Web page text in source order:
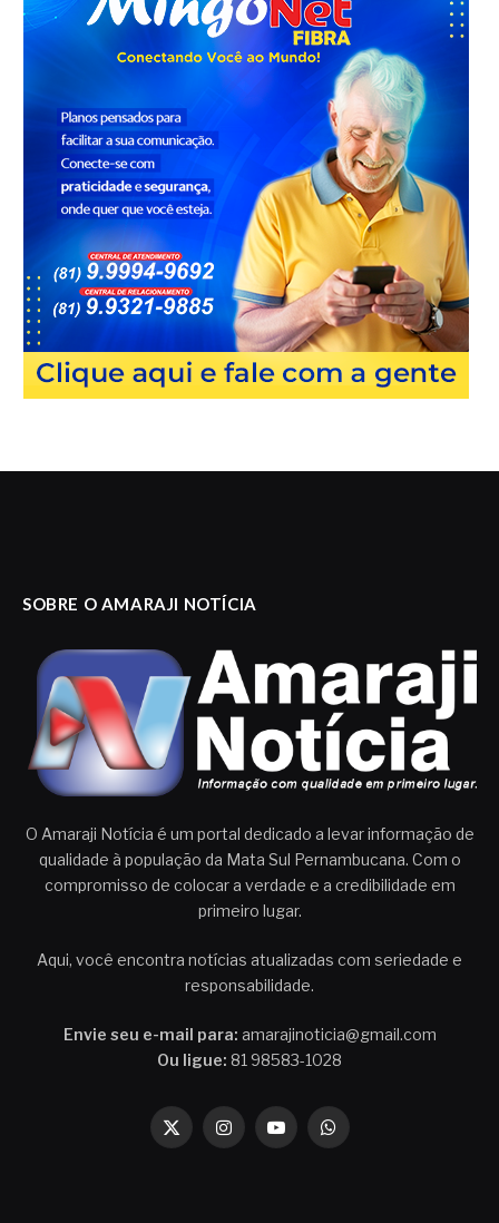
SOBRE O AMARAJI NOTÍCIA
O Amaraji Notícia é um portal dedicado a levar informação de
qualidade à população da Mata Sul Pernambucana. Com o
compromisso de colocar a verdade e a credibilidade em
primeiro lugar.
Aqui, você encontra notícias atualizadas com seriedade e
responsabilidade.
Envie seu e-mail para: amarajinoticia@gmail.com
Ou ligue: 81 98583-1028
X
InstagramYouTubeWhatsApp